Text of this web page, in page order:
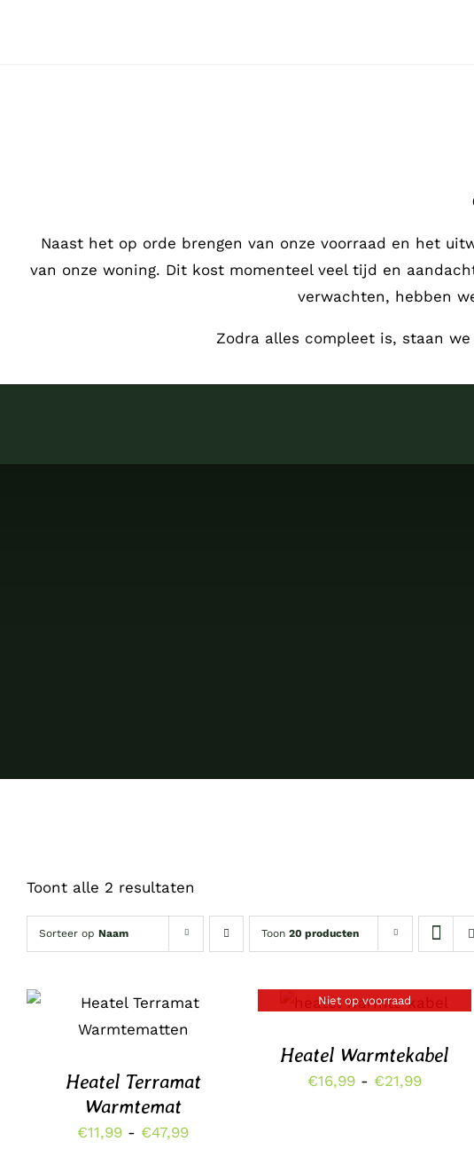
Naast het op orde brengen van onze voorraad en het
van onze woning. Dit kost momenteel veel tijd en
verwachten, hebben
Zodra alles compleet is, staan
Toont alle 2 resultaten
Sorteer op Naam Toon 20 producten
OPTIES SELECTEREN DIT
VARIATIES.
KAN
/
DETAILS
Heatel Terramat
Warmtemat
€11,99 - €47,99Prijsklasse:
Niet op voorraad
DETAILS
Heatel Warmtekabel
€16,99 - €21,99